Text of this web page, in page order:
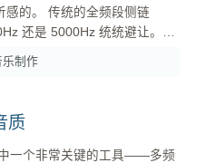
频段侧链
还是 5000Hz 统统避让。今
乐制作
质
一个非常关键的工具——多频